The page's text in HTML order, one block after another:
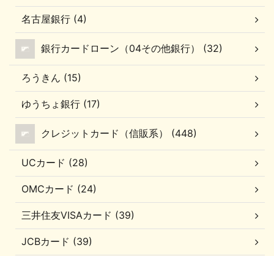
名古屋銀行 (4)
銀行カードローン（04その他銀行） (32)
ろうきん (15)
ゆうちょ銀行 (17)
クレジットカード（信販系） (448)
UCカード (28)
OMCカード (24)
三井住友VISAカード (39)
JCBカード (39)